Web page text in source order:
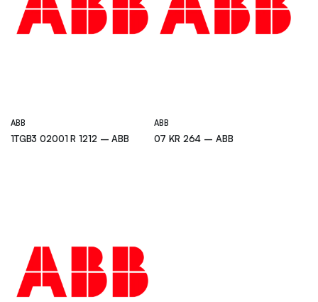
ABB
1TGB3 02001 R 1212 – ABB
ABB
07 KR 264 – ABB